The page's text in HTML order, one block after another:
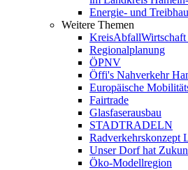
Energie- und
Weitere Themen
Regionalplanung
ÖPNV
Öffi's Nahverkehr
Europäische
Fairtrade
Glasfaserausbau
STADTRADELN
Radverkehrskonzept
Unser Dorf hat
Öko-Modellregion